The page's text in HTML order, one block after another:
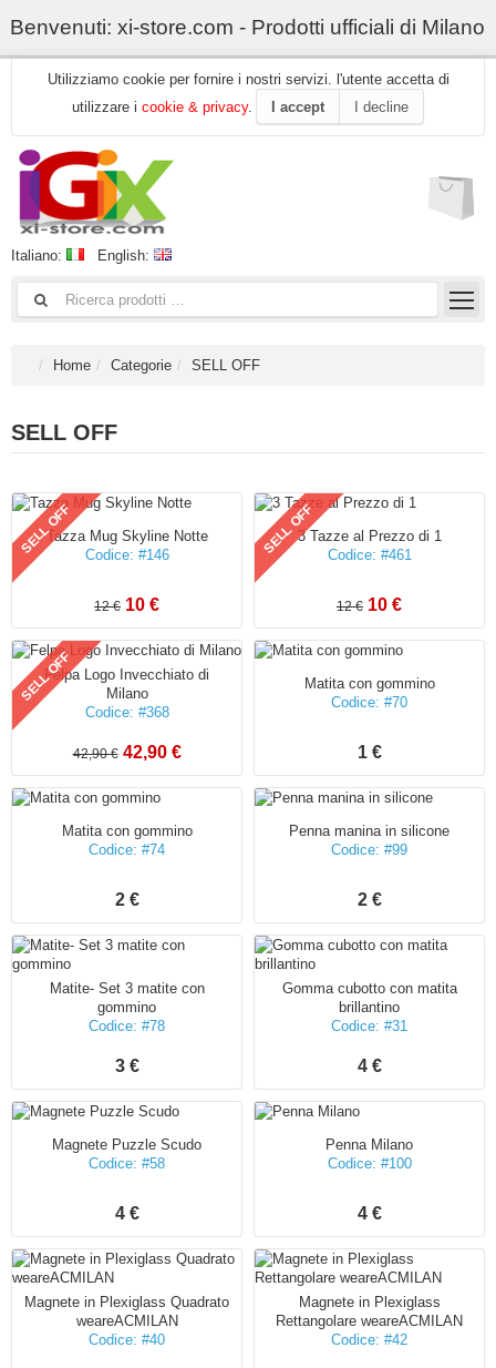
Benvenuti: xi-store.com - Prodotti ufficiali di Milano
Utilizziamo cookie per fornire i nostri servizi. l'utente accetta di
utilizzare i cookie & privacy. I accept I decline
Italiano: English:
Home Categorie SELL OFF
SELL OFF
SELL OFFTazza Mug Skyline Notte
Codice: #146
12 € 10 €
SELL OFF3 Tazze al Prezzo di 1
Codice: #461
12 € 10 €
SELL OFFFelpa Logo Invecchiato di
Milano
Codice: #368
42,90 € 42,90 €
Matita con gommino
Codice: #70
1 €
Matita con gommino
Codice: #74
2 €
Penna manina in silicone
Codice: #99
2 €
Matite- Set 3 matite con
gommino
Codice: #78
3 €
Gomma cubotto con matita
brillantino
Codice: #31
4 €
Magnete Puzzle Scudo
Codice: #58
4 €
Penna Milano
Codice: #100
4 €
Magnete in Plexiglass Quadrato
weareACMILAN
Codice: #40
Magnete in Plexiglass
Rettangolare weareACMILAN
Codice: #42